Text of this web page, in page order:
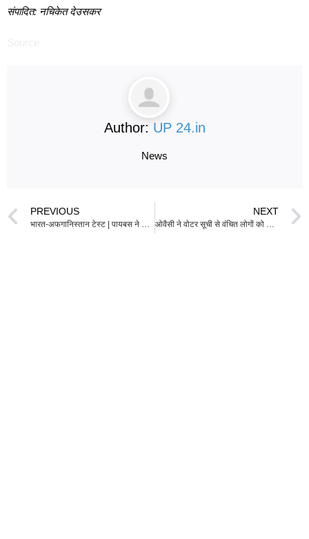
संपादित: नचिकेत देउसकर
Author: UP 24.in
News
PREVIOUS
भारत-अफगानिस्तान टेस्ट | पायबस ने कही – हम परिश्कृत नहीं थे
NEXT
ओवैसी ने वोटर सूची से वंचित लोगों को कल्याण लाभ न देने की आलोचना की